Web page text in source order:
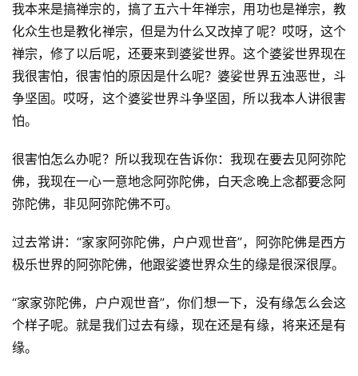
我本来是搞禅宗的，搞了五六十年禅宗，用功也是禅宗，教
化众生也是教化禅宗，但是为什么又改掉了呢？哎呀，这个
禅宗，修了以后呢，还要来到婆娑世界。这个婆娑世界现在
我很害怕，很害怕的原因是什么呢？婆娑世界五浊恶世，斗
争坚固。哎呀，这个婆娑世界斗争坚固，所以我本人讲很害
怕。
很害怕怎么办呢？所以我现在告诉你：我现在要去见阿弥陀
佛，我现在一心一意地念阿弥陀佛，白天念晚上念都要念阿
弥陀佛，非见阿弥陀佛不可。
过去常讲：“家家阿弥陀佛，户户观世音”，阿弥陀佛是西方
极乐世界的阿弥陀佛，他跟娑婆世界众生的缘是很深很厚。
“家家弥陀佛，户户观世音”，你们想一下，没有缘怎么会这
个样子呢。就是我们过去有缘，现在还是有缘，将来还是有
缘。